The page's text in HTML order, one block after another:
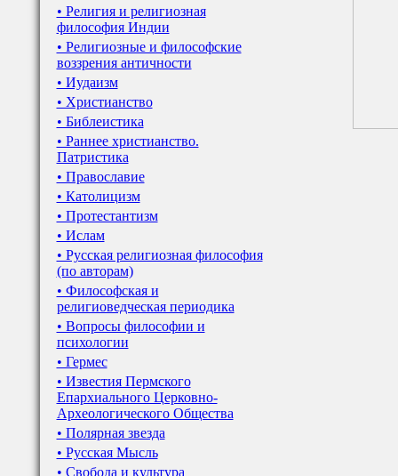
• Религия и религиозная
философия Индии
• Религиозные и философские
воззрения античности
• Иудаизм
• Христианство
• Библеистика
• Раннее христианство.
Патристика
• Православие
• Католицизм
• Протестантизм
• Ислам
• Русская религиозная философия
(по авторам)
• Философская и
религиоведческая периодика
• Вопросы философии и
психологии
• Гермес
• Известия Пермского
Епархиального Церковно-
Археологического Общества
• Полярная звезда
• Русская Мысль
• Свобода и культура